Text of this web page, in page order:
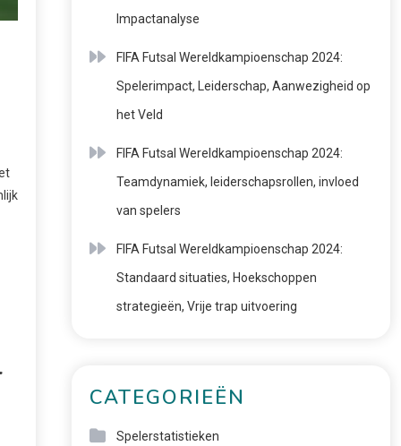
Impactanalyse
FIFA Futsal Wereldkampioenschap 2024:
Spelerimpact, Leiderschap, Aanwezigheid op
het Veld
FIFA Futsal Wereldkampioenschap 2024:
Teamdynamiek, leiderschapsrollen, invloed
van spelers
FIFA Futsal Wereldkampioenschap 2024:
Standaard situaties, Hoekschoppen
strategieën, Vrije trap uitvoering
CATEGORIEËN
Spelerstatistieken